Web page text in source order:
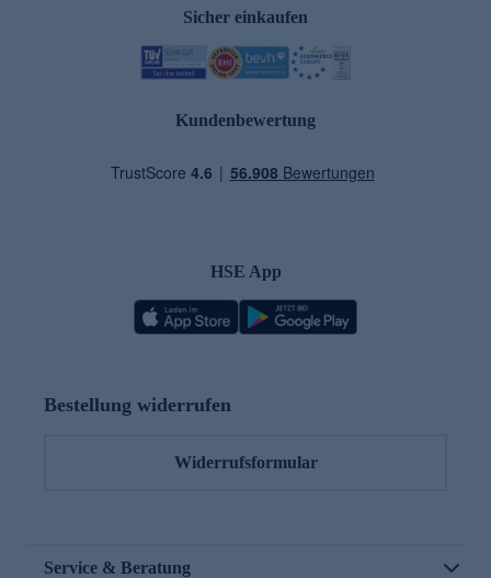
Sicher einkaufen
Kundenbewertung
HSE App
Bestellung widerrufen
Widerrufsformular
Service & Beratung